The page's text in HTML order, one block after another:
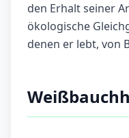
den Erhalt seiner
ökologische
denen er lebt, von